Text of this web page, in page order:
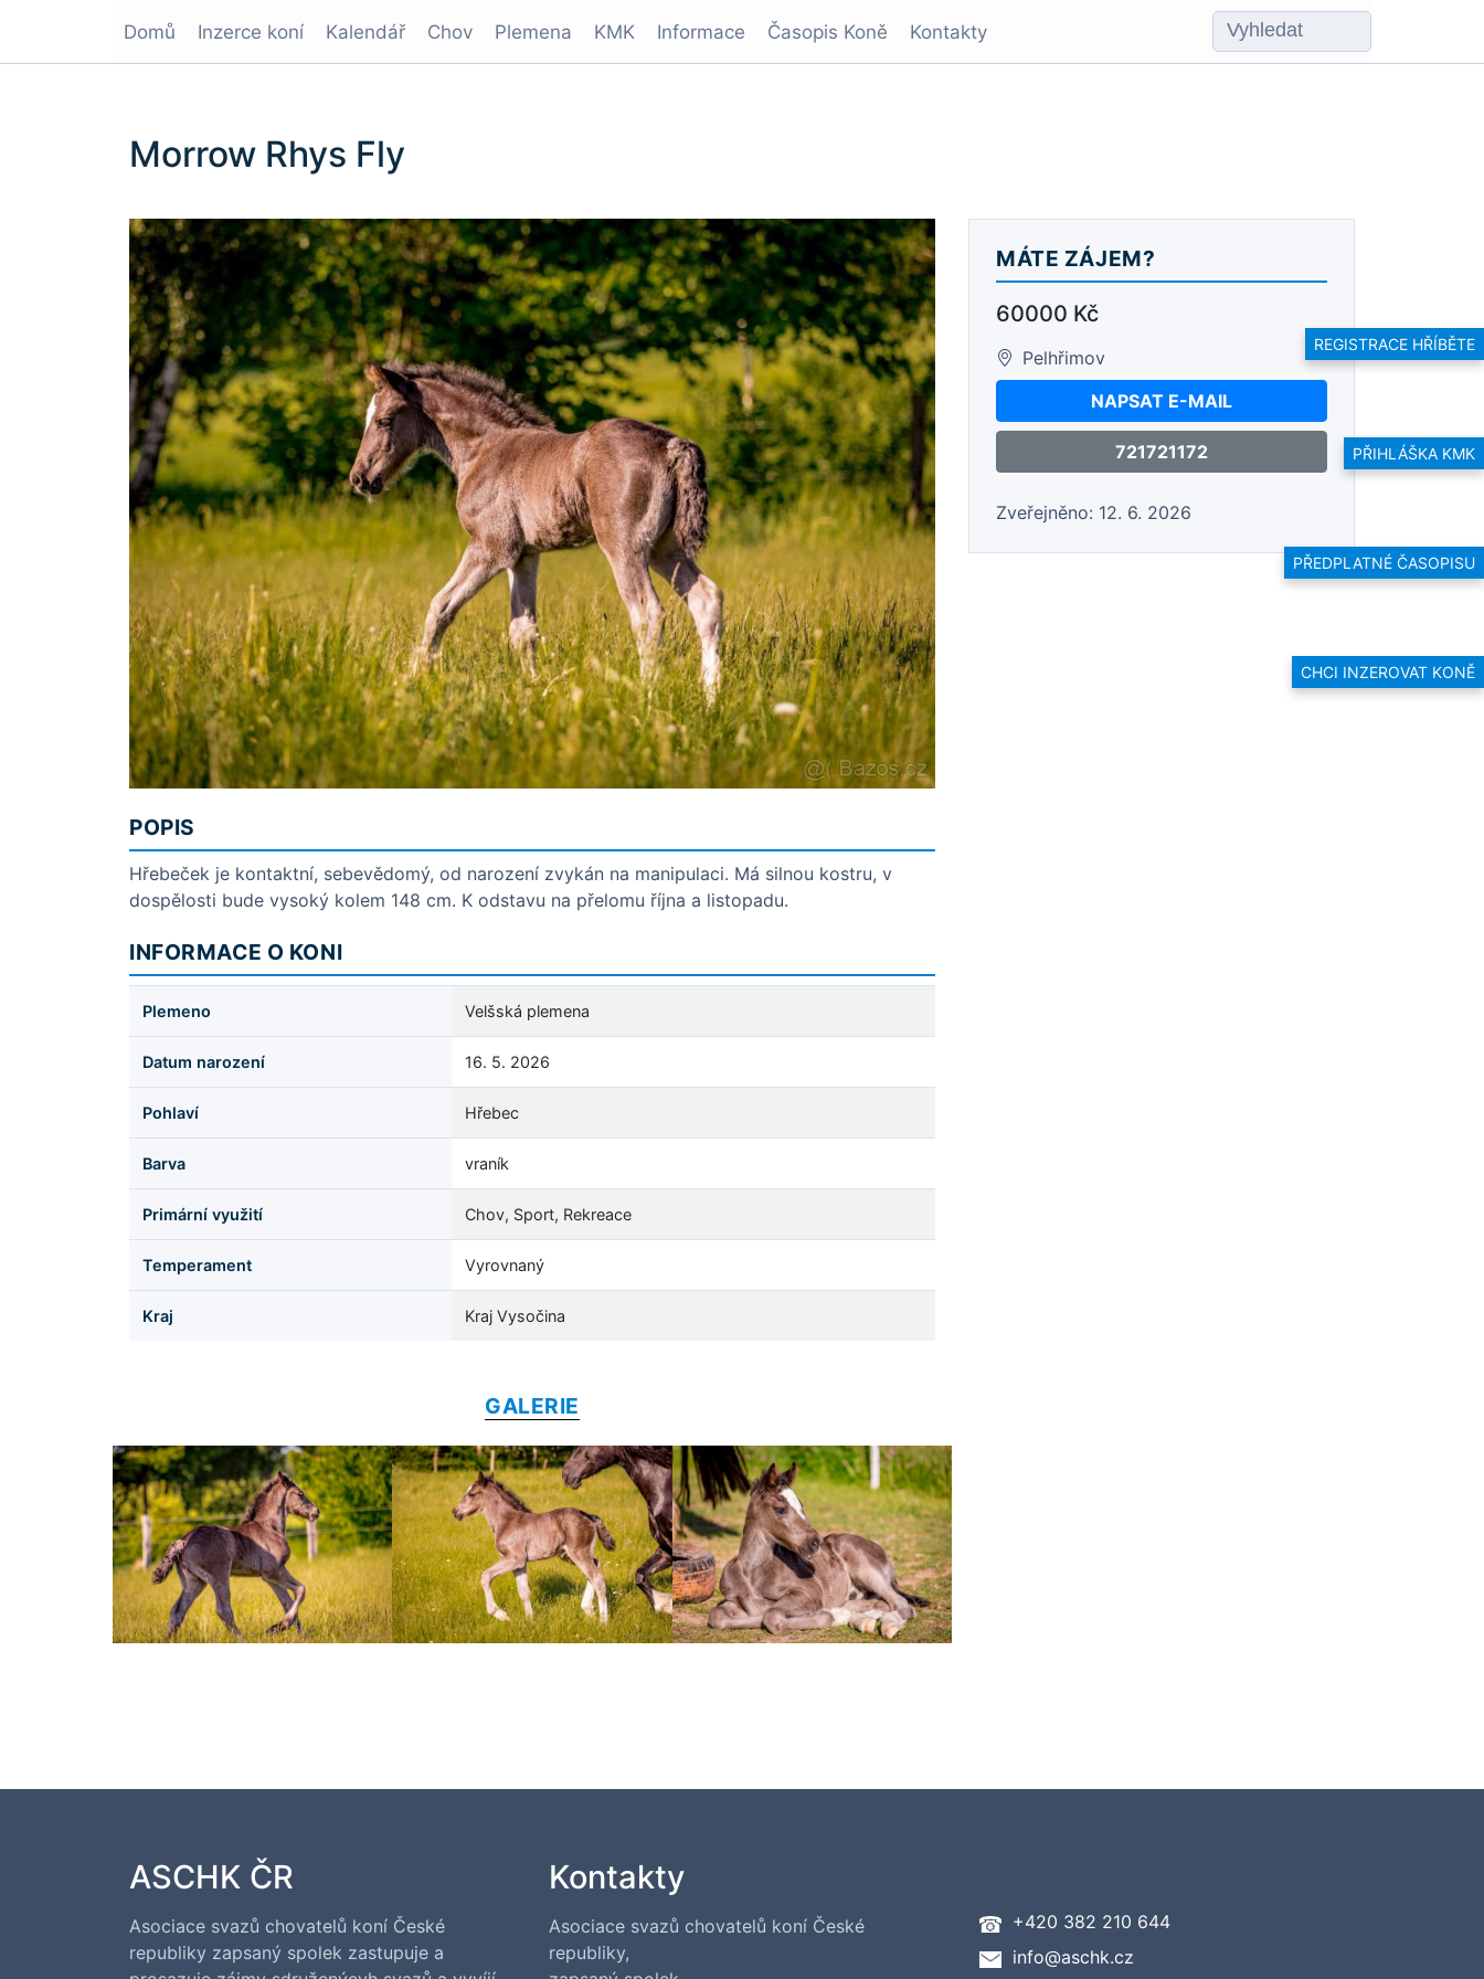
REGISTRACE HŘÍBĚTE
PŘIHLÁŠKA KMK
PŘEDPLATNÉ ČASOPISU
CHCI INZEROVAT KONĚ
Domů Inzerce koní Kalendář Chov Plemena KMK Informace Časopis Koně Kontakty
Morrow Rhys Fly
POPIS
Hřebeček je kontaktní, sebevědomý, od narození zvykán na manipulaci. Má silnou kostru, v
dospělosti bude vysoký kolem 148 cm. K odstavu na přelomu října a listopadu.
INFORMACE O KONI
Plemeno Velšská plemena
Datum narození 16. 5. 2026
Pohlaví Hřebec
Barva vraník
Primární využití Chov, Sport, Rekreace
Temperament Vyrovnaný
Kraj Kraj Vysočina
GALERIE
MÁTE ZÁJEM?
60000 Kč
Pelhřimov
NAPSAT E-MAIL
721721172
Zveřejněno: 12. 6. 2026
ASCHK ČR
Asociace svazů chovatelů koní České
republiky zapsaný spolek zastupuje a
Kontakty
Asociace svazů chovatelů koní České
republiky,
+420 382 210 644
info@aschk.cz